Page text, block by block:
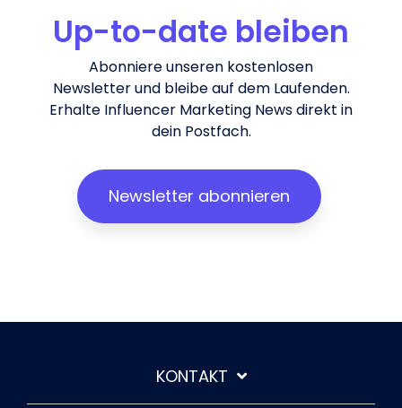
Up-to-date bleiben
Abonniere unseren kostenlosen
Newsletter und bleibe auf dem Laufenden.
Erhalte Influencer Marketing News direkt in
dein Postfach.
Newsletter abonnieren
KONTAKT